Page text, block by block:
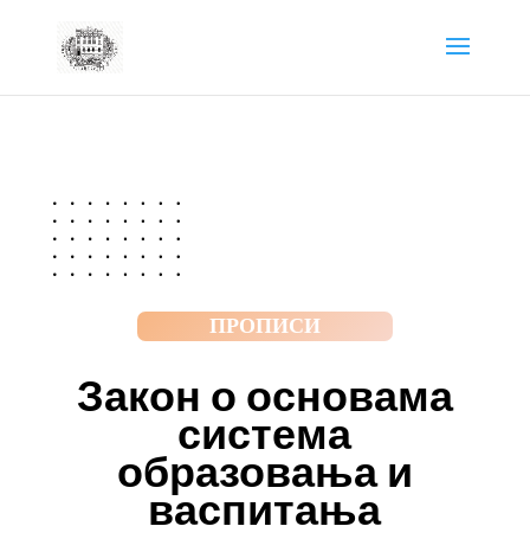
ПРОПИСИ
Закон о основама
система
образовања и
васпитања